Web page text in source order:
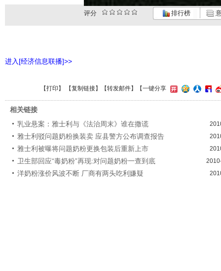
评分 排行榜
进入[经济信息联播]>>
【打印 】 【复制链接】【转发邮件】 【一键分享
相关链接
乳业悬案：雅士利与《法治周末》谁在撒谎
雅士利驳问题奶粉换装卖 应县警方公布调查报告
雅士利被曝将问题奶粉更换包装后重新上市
卫生部回应“毒奶粉”再现:对问题奶粉一查到底
洋奶粉涨价风波不断 厂商有两头吃利嫌疑